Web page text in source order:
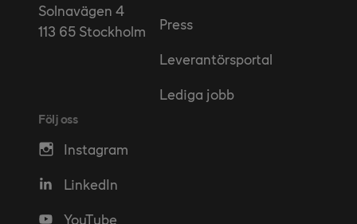
Solnavägen 4
113 65 Stockholm
Press
Leverantörsportal
Lediga jobb
Följ oss
Instagram
LinkedIn
YouTube